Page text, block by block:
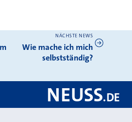
NÄCHSTE NEWS
Wie mache ich mich
selbstständig?
NEUSS.DE